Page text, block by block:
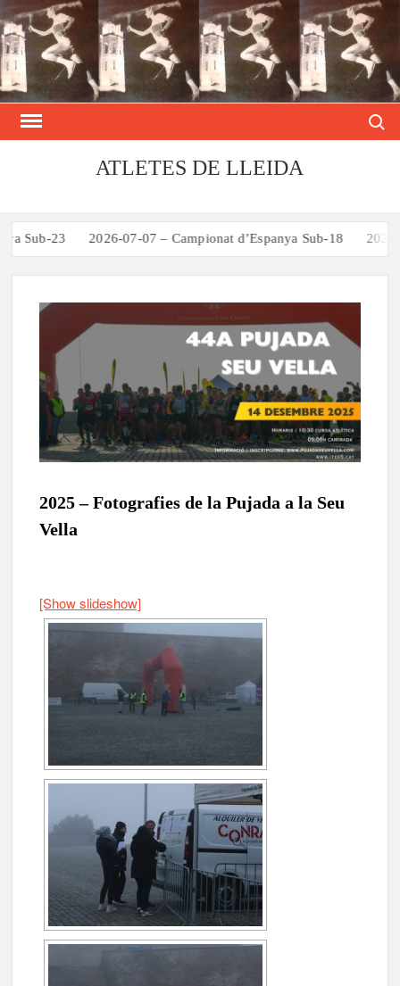
Skip
to
content
ATLETES DE LLEIDA
23 2026-07-07 – Campionat d’Espanya Sub-18 2026-05-09 –
2025 – Fotografies de la Pujada a la Seu
Vella
[Show slideshow]